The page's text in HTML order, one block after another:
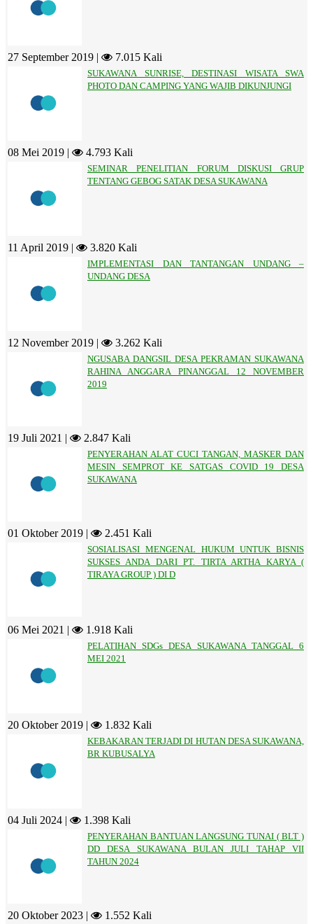
27 September 2019 | 7.015 Kali
SUKAWANA SUNRISE, DESTINASI WISATA SWA
PHOTO DAN CAMPING YANG WAJIB DIKUNJUNGI
08 Mei 2019 | 4.793 Kali
SEMINAR PENELITIAN FORUM DISKUSI GRUP
TENTANG GEBOG SATAK DESA SUKAWANA
11 April 2019 | 3.820 Kali
IMPLEMENTASI DAN TANTANGAN UNDANG –
UNDANG DESA
12 November 2019 | 3.262 Kali
NGUSABA DANGSIL DESA PEKRAMAN SUKAWANA
RAHINA ANGGARA PINANGGAL 12 NOVEMBER
2019
19 Juli 2021 | 2.847 Kali
PENYERAHAN ALAT CUCI TANGAN, MASKER DAN
MESIN SEMPROT KE SATGAS COVID 19 DESA
SUKAWANA
01 Oktober 2019 | 2.451 Kali
SOSIALISASI MENGENAL HUKUM UNTUK BISNIS
SUKSES ANDA DARI PT. TIRTA ARTHA KARYA (
TIRAYA GROUP ) DI D
06 Mei 2021 | 1.918 Kali
PELATIHAN SDGs DESA SUKAWANA TANGGAL 6
MEI 2021
20 Oktober 2019 | 1.832 Kali
KEBAKARAN TERJADI DI HUTAN DESA SUKAWANA,
BR KUBUSALYA
04 Juli 2024 | 1.398 Kali
PENYERAHAN BANTUAN LANGSUNG TUNAI ( BLT )
DD DESA SUKAWANA BULAN JULI TAHAP VII
TAHUN 2024
20 Oktober 2023 | 1.552 Kali